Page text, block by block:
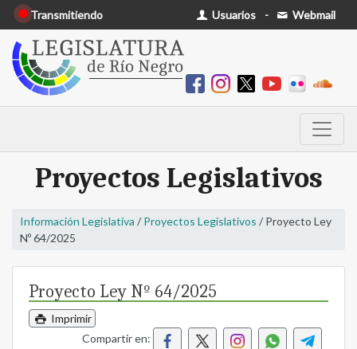
Transmitiendo Usuarios - Webmail
Proyectos Legislativos
Información Legislativa / Proyectos Legislativos / Proyecto Ley
Nº 64/2025
Proyecto Ley Nº 64/2025
Imprimir
Compartir en: